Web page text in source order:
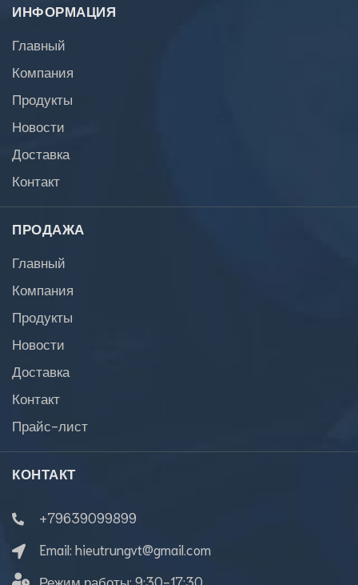
ИНФОРМАЦИЯ
Главный
Компания
Продукты
Новости
Доставка
Контакт
ПРОДАЖА
Главный
Компания
Продукты
Новости
Доставка
Контакт
Прайс-лист
КОНТАКТ
+79639099899
Email: hieutrungvt@gmail.com
Режим работы: 9:30-17:30